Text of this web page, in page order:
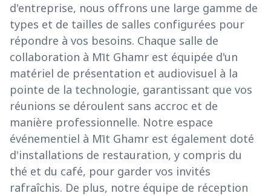
d'entreprise, nous offrons une large gamme de
types et de tailles de salles configurées pour
répondre à vos besoins. Chaque salle de
collaboration à Mīt Ghamr est équipée d'un
matériel de présentation et audiovisuel à la
pointe de la technologie, garantissant que vos
réunions se déroulent sans accroc et de
manière professionnelle. Notre espace
événementiel à Mīt Ghamr est également doté
d'installations de restauration, y compris du
thé et du café, pour garder vos invités
rafraîchis. De plus, notre équipe de réception